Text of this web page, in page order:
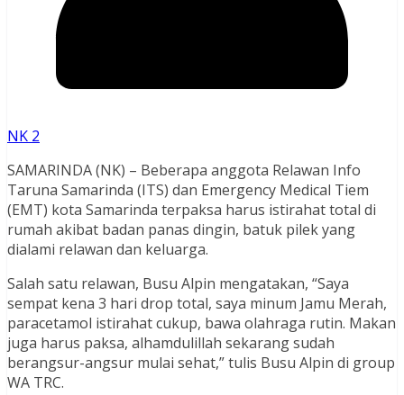
NK 2
SAMARINDA (NK) – Beberapa anggota Relawan Info
Taruna Samarinda (ITS) dan Emergency Medical Tiem
(EMT) kota Samarinda terpaksa harus istirahat total di
rumah akibat badan panas dingin, batuk pilek yang
dialami relawan dan keluarga.
Salah satu relawan, Busu Alpin mengatakan, “Saya
sempat kena 3 hari drop total, saya minum Jamu Merah,
paracetamol istirahat cukup, bawa olahraga rutin. Makan
juga harus paksa, alhamdulillah sekarang sudah
berangsur-angsur mulai sehat,” tulis Busu Alpin di group
WA TRC.